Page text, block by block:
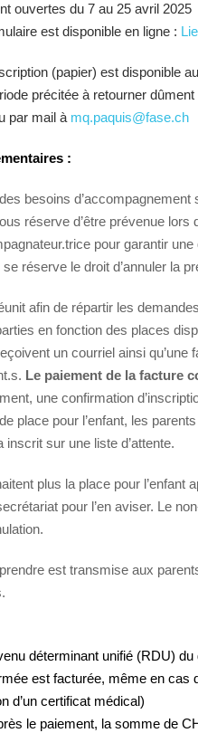
ouvertes du 7 au 25 avril 2025
est disponible en ligne :
(papier) est disponible
précitée à retourner
par mail à mq.paquis@fase.ch
:
besoins
réserve d’être prévenue lors
pour garantir une
réserve le droit d’annuler la
afin de répartir les
en fonction des places
un courriel ainsi qu’une
Le paiement de la facture
une confirmation
place pour l’enfant, les
inscrit sur une liste d’attente.
plus la place pour l’enfant
pour l’en aviser. Le
est transmise aux
déterminant unifié (RDU) du
est facturée, même en cas
d’un certificat médical)
le paiement, la somme de